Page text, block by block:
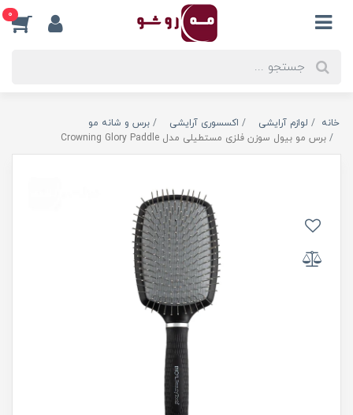
0
خانه لوازم آرایشی اکسسوری آرایشی
برس و شانه مو
برس مو بیول سوزن فلزی مستطیلی مدل Crowning Glory Paddle